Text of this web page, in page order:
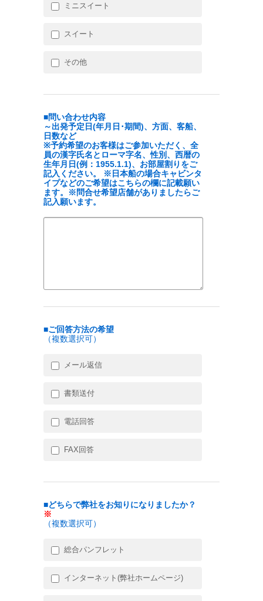
ミニスイート
スイート
その他
■問い合わせ内容
～出発予定日(年月日･期間)、方面、客船、
日数など
※予約希望のお客様はご参加いただく、全
員の漢字氏名とローマ字名、性別、西暦の
生年月日(例：1955.1.1)、お部屋割りをご
記入ください。 ※日本船の場合キャビンタ
イプなどのご希望はこちらの欄に記載願い
ます。※問合せ希望店舗がありましたらご
記入願います。
■ご回答方法の希望
（複数選択可）
メール返信
書類送付
電話回答
FAX回答
■どちらで弊社をお知りになりましたか？
※
（複数選択可）
総合パンフレット
インターネット(弊社ホームページ)